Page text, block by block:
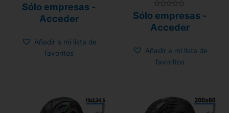
con
0
de
Sólo empresas -
Acceder
Añadir a mi lista de
favoritos
con
0
de
Sólo empresas -
Acceder
Añadir a mi lista de
favoritos